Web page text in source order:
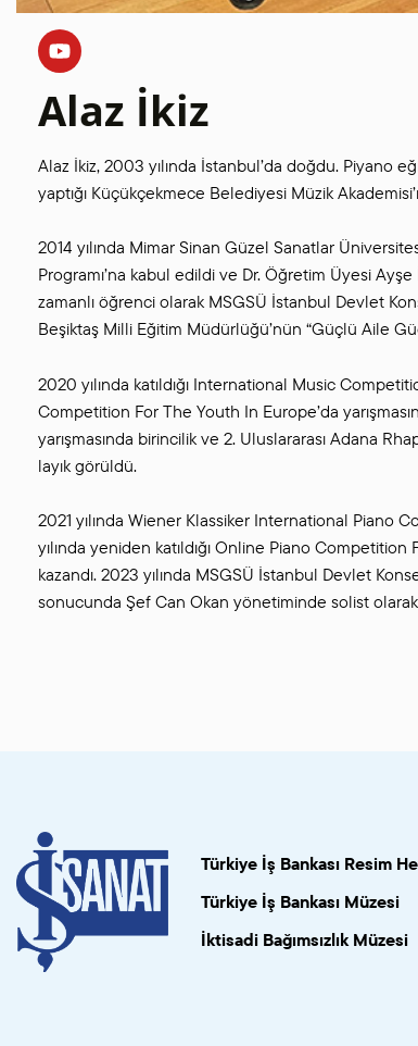
Alaz İkiz
Alaz İkiz, 2003 yılında İstanbul’da doğdu. Piyano
yaptığı Küçükçekmece Belediyesi Müzik
2014 yılında Mimar Sinan Güzel Sanatlar
Programı’na kabul edildi ve Dr. Öğretim Üyesi
zamanlı öğrenci olarak MSGSÜ İstanbul Devlet
Beşiktaş Milli Eğitim Müdürlüğü’nün “Güçlü Aile
2020 yılında katıldığı International Music
Competition For The Youth In Europe’da
yarışmasında birincilik ve 2. Uluslararası Adana
layık görüldü.
2021 yılında Wiener Klassiker International Piano
yılında yeniden katıldığı Online Piano
kazandı. 2023 yılında MSGSÜ İstanbul Devlet
sonucunda Şef Can Okan yönetiminde solist
Türkiye İş Bankası Resim
Türkiye İş Bankası Müzesi
İktisadi Bağımsızlık Müzesi